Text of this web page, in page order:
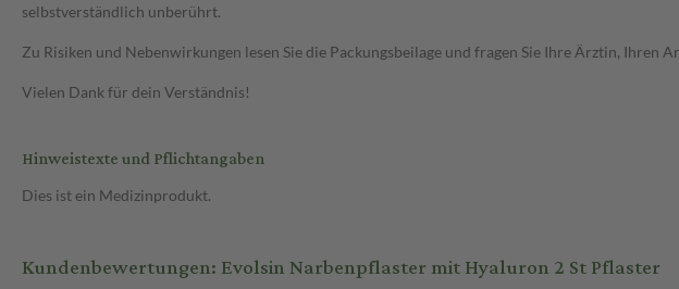
selbstverständlich unberührt.
Zu Risiken und Nebenwirkungen lesen Sie die Packungsbeilage und fragen Sie Ihre Ärztin, Ihren
Vielen Dank für dein Verständnis!
Hinweistexte und Pflichtangaben
Dies ist ein Medizinprodukt.
Kundenbewertungen: Evolsin Narbenpflaster mit Hyaluron 2 St Pflaster